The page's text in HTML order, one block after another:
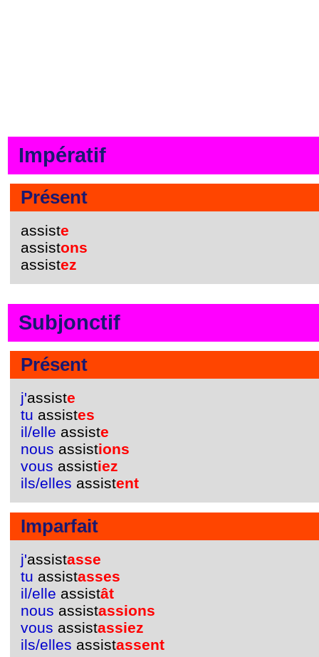
Impératif
Présent
assiste
assistons
assistez
Subjonctif
Présent
j'assiste
tu assistes
il/elle assiste
nous assistions
vous assistiez
ils/elles assistent
Imparfait
j'assistasse
tu assistasses
il/elle assistât
nous assistassions
vous assistassiez
ils/elles assistassent